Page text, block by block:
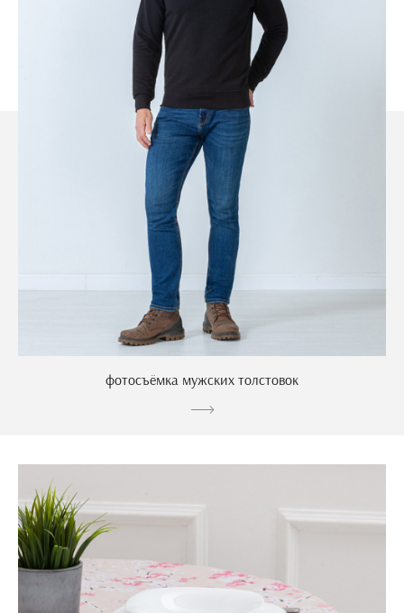
фотосъёмка мужских толстовок